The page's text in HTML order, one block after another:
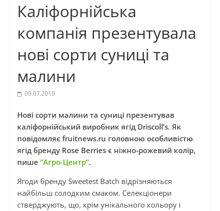
Каліфорнійська
компанія презентувала
нові сорти суниці та
малини
09.07.2019
Нові сорти малини та суниці презентував
каліфорнійський виробник ягід Driscoll’s. Як
повідомляє fruitnews.ru головною особливістю
ягід бренду Rose Berries є ніжно-рожевий колір,
пише “Агро-Центр”.
Ягоди бренду Sweetest Batch відрізняються
найбільш солодким смаком. Селекціонери
стверджують, що, крім унікального кольору і